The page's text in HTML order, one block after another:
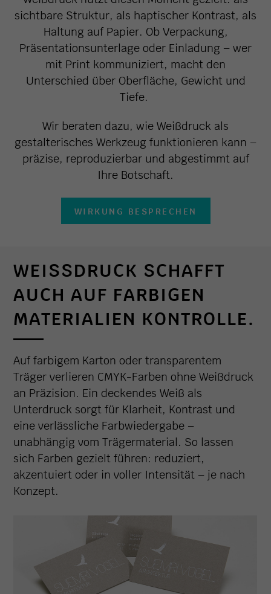
sichtbare Struktur, als haptischer Kontrast, als
Haltung auf Papier. Ob Verpackung,
Präsentationsunterlage oder Einladung – wer
mit Print kommuniziert, macht den
Unterschied über Oberfläche, Gewicht und
Tiefe.
Wir beraten dazu, wie Weißdruck als
gestalterisches Werkzeug funktionieren kann –
präzise, reproduzierbar und abgestimmt auf
Ihre Botschaft.
WIRKUNG BESPRECHEN
WEISSDRUCK SCHAFFT A
UCH AUF FARBIGEN M
ATERIALIEN KONTROLLE.
Auf farbigem Karton oder transparentem
Träger verlieren CMYK-Farben ohne Weißdruck
an Präzision. Ein deckendes Weiß als
Unterdruck sorgt für Klarheit, Kontrast und
eine verlässliche Farbwiedergabe –
unabhängig vom Trägermaterial. So lassen
sich Farben gezielt führen: reduziert,
akzentuiert oder in voller Intensität – je nach
Konzept.